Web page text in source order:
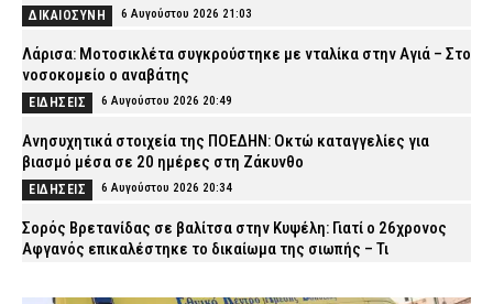
ΔΙΚΑΙΟΣΥΝΗ 6 Αυγούστου 2026 21:03
Λάρισα: Μοτοσικλέτα συγκρούστηκε με νταλίκα στην Αγιά – Στο
νοσοκομείο ο αναβάτης
ΕΙΔΗΣΕΙΣ 6 Αυγούστου 2026 20:49
Ανησυχητικά στοιχεία της ΠΟΕΔΗΝ: Οκτώ καταγγελίες για
βιασμό μέσα σε 20 ημέρες στη Ζάκυνθο
ΕΙΔΗΣΕΙΣ 6 Αυγούστου 2026 20:34
Σορός Βρετανίδας σε βαλίτσα στην Κυψέλη: Γιατί ο 26χρονος
Αφγανός επικαλέστηκε το δικαίωμα της σιωπής – Τι
ΑΣΤΥΝΟΜΙΑ 6 Αυγούστου 2026 20:20